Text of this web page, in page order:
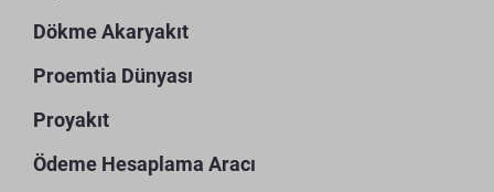
Dökme Akaryakıt
Proemtia Dünyası
Proyakıt
Ödeme Hesaplama Aracı